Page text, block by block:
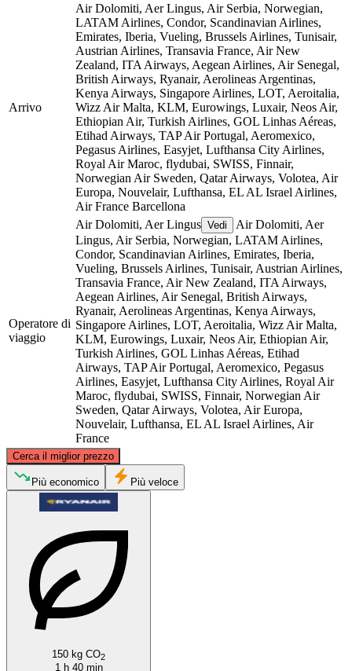
Arrivo
Air Dolomiti, Aer Lingus, Air Serbia, Norwegian,
LATAM Airlines, Condor, Scandinavian Airlines,
Emirates, Iberia, Vueling, Brussels Airlines, Tunisair,
Austrian Airlines, Transavia France, Air New
Zealand, ITA Airways, Aegean Airlines, Air Senegal,
British Airways, Ryanair, Aerolineas Argentinas,
Kenya Airways, Singapore Airlines, LOT, Aeroitalia,
Wizz Air Malta, KLM, Eurowings, Luxair, Neos Air,
Ethiopian Air, Turkish Airlines, GOL Linhas Aéreas,
Etihad Airways, TAP Air Portugal, Aeromexico,
Pegasus Airlines, Easyjet, Lufthansa City Airlines,
Royal Air Maroc, flydubai, SWISS, Finnair,
Norwegian Air Sweden, Qatar Airways, Volotea, Air
Europa, Nouvelair, Lufthansa, EL AL Israel Airlines,
Air France Barcellona
Operatore di
viaggio
Air Dolomiti, Aer Lingus Vedi
Air Dolomiti, Aer
Lingus, Air Serbia, Norwegian, LATAM Airlines,
Condor, Scandinavian Airlines, Emirates, Iberia,
Vueling, Brussels Airlines, Tunisair, Austrian Airlines,
Transavia France, Air New Zealand, ITA Airways,
Aegean Airlines, Air Senegal, British Airways,
Ryanair, Aerolineas Argentinas, Kenya Airways,
Singapore Airlines, LOT, Aeroitalia, Wizz Air Malta,
KLM, Eurowings, Luxair, Neos Air, Ethiopian Air,
Turkish Airlines, GOL Linhas Aéreas, Etihad
Airways, TAP Air Portugal, Aeromexico, Pegasus
Airlines, Easyjet, Lufthansa City Airlines, Royal Air
Maroc, flydubai, SWISS, Finnair, Norwegian Air
Sweden, Qatar Airways, Volotea, Air Europa,
Nouvelair, Lufthansa, EL AL Israel Airlines, Air
France
Cerca il miglior prezzo
Più economico Più veloce
150 kg CO2
1 h 40 min